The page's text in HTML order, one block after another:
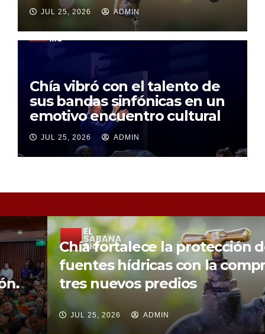
JUL 25, 2026 ADMIN
Chía vibró con el talento de
sus bandas sinfónicas en un
emotivo encuentro cultural
JUL 25, 2026 ADMIN
Chía fortalece la protección de sus
fuentes hídricas con la compra de
tres nuevos predios
JUL 25, 2026 ADMIN